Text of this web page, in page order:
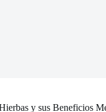
y sus Beneficios